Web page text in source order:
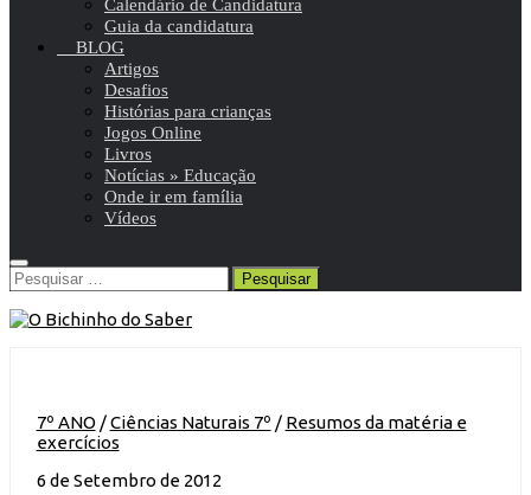
Calendário de Candidatura
Guia da candidatura
BLOG
Artigos
Desafios
Histórias para crianças
Jogos Online
Livros
Notícias » Educação
Onde ir em família
Vídeos
Pesquisar
por:
7º ANO /Ciências Naturais 7º / Resumos da matéria e
exercícios
6 de Setembro de 2012